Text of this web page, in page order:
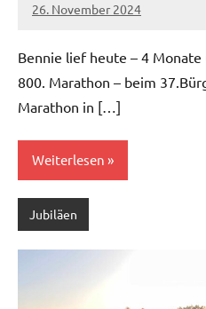
26. November 2024
Ralf
Keine
Bennie lief heute – 4 Monate
800. Marathon – beim
Marathon in […]
Weiterlesen
Jubiläen